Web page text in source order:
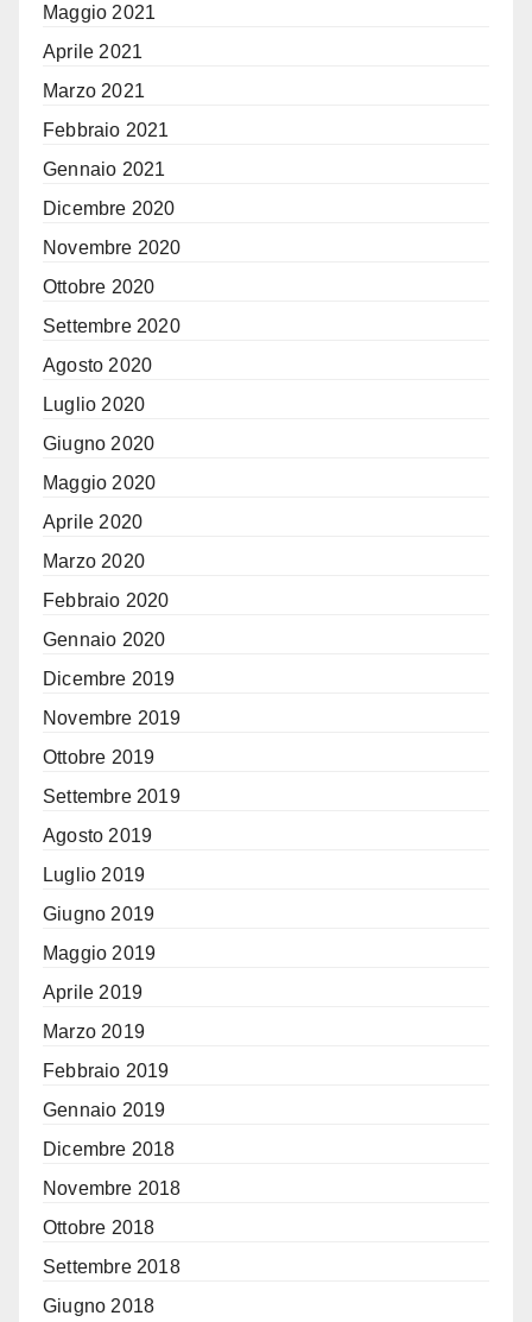
Maggio 2021
Aprile 2021
Marzo 2021
Febbraio 2021
Gennaio 2021
Dicembre 2020
Novembre 2020
Ottobre 2020
Settembre 2020
Agosto 2020
Luglio 2020
Giugno 2020
Maggio 2020
Aprile 2020
Marzo 2020
Febbraio 2020
Gennaio 2020
Dicembre 2019
Novembre 2019
Ottobre 2019
Settembre 2019
Agosto 2019
Luglio 2019
Giugno 2019
Maggio 2019
Aprile 2019
Marzo 2019
Febbraio 2019
Gennaio 2019
Dicembre 2018
Novembre 2018
Ottobre 2018
Settembre 2018
Giugno 2018